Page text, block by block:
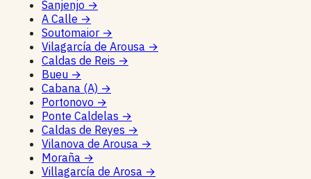
Sanjenjo →
A Calle →
Soutomaior →
Vilagarcía de Arousa →
Caldas de Reis →
Bueu →
Cabana (A) →
Portonovo →
Ponte Caldelas →
Caldas de Reyes →
Vilanova de Arousa →
Moraña →
Villagarcía de Arosa →